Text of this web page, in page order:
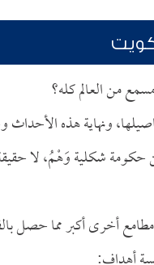
من العالم كله؟
ونهاية هذه
حكومة شكلية وَهْمُ، لا
أخرى أكبر مما حصل